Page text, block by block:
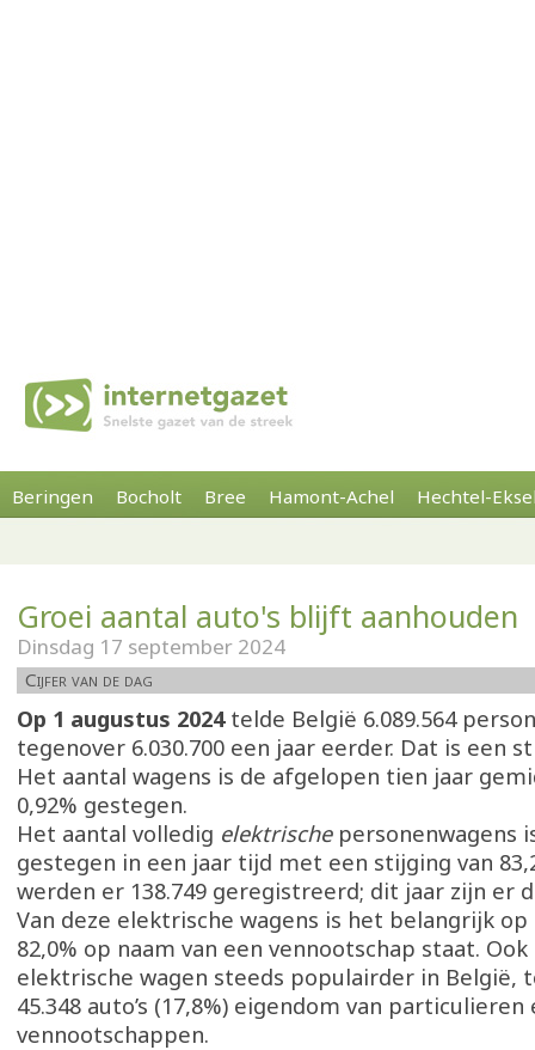
Beringen Bocholt Bree Hamont-Achel Hechtel-
Groei aantal auto's blijft aanhouden
Dinsdag 17 september 2024
Cijfer van de dag
Op 1 augustus 2024telde België 6.089.564
tegenover 6.030.700 een jaar eerder. Dat is een
Het aantal wagens is de afgelopen tien jaar
0,92% gestegen.
Het aantal volledig elektrischepersonenwagens
gestegen in een jaar tijd met een stijging van
werden er 138.749 geregistreerd; dit jaar zijn er
Van deze elektrische wagens is het belangrijk
82,0% op naam van een vennootschap staat.
elektrische wagen steeds populairder in België,
45.348 auto’s (17,8%) eigendom van particulieren
vennootschappen.